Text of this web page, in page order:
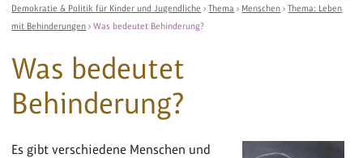
Demokratie & Politik für Kinder und Jugendliche ›Thema › Menschen ›Thema: Leben
mit Behinderungen ›Was bedeutet Behinderung?
Was bedeutet
Behinderung?
Es gibt verschiedene Menschen und